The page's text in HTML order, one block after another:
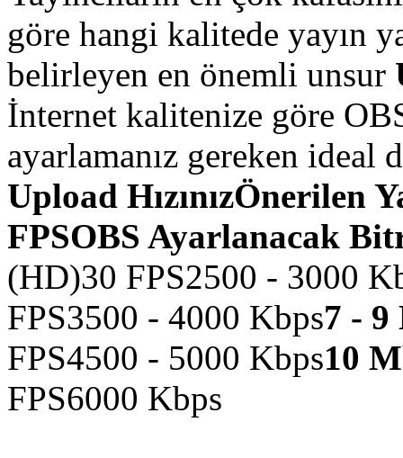
göre hangi kalitede yayın
belirleyen en önemli unsur
İnternet kalitenize göre
ayarlamanız gereken ideal
Upload HızınızÖnerilen
FPSOBS Ayarlanacak
(HD)30 FPS2500 - 3000
FPS3500 - 4000 Kbps7 - 9
FPS4500 - 5000 Kbps10
FPS6000 Kbps